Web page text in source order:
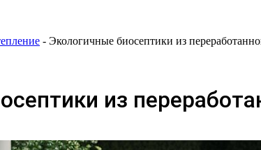
- Экологичные биосептики из
из